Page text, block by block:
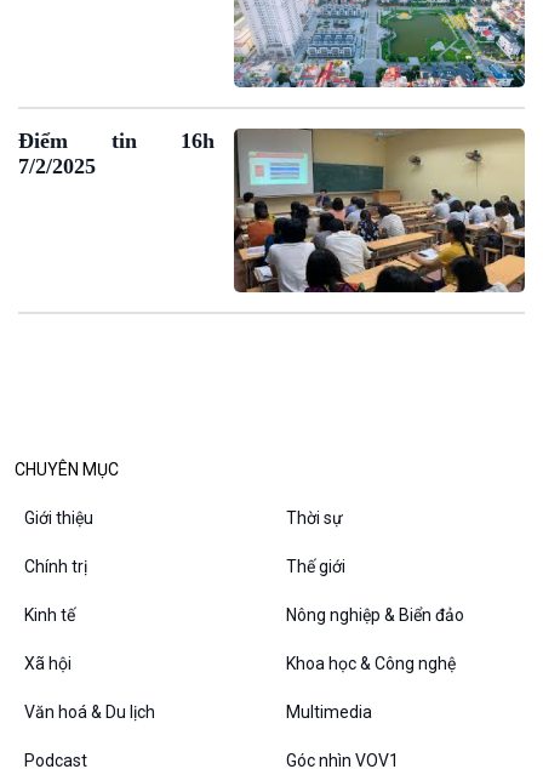
Điểm tin 16h
7/2/2025
CHUYÊN MỤC
Giới thiệu Thời sự
Chính trị Thế giới
Kinh tế Nông nghiệp & Biển đảo
Xã hội Khoa học & Công nghệ
Văn hoá & Du lịch Multimedia
Podcast Góc nhìn VOV1